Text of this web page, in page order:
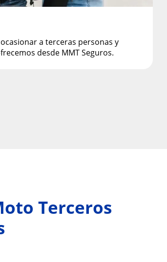
a terceras personas y
desde MMT Seguros.
Terceros